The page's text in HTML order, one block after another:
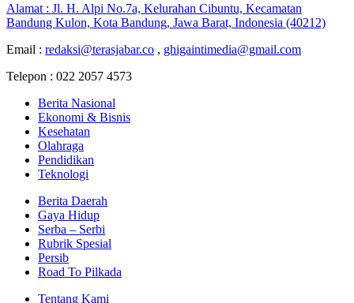
Alamat : Jl. H. Alpi No.7a, Kelurahan Cibuntu, Kecamatan
Bandung Kulon, Kota Bandung, Jawa Barat, Indonesia (40212)
Email : redaksi@terasjabar.co , ghigaintimedia@gmail.com
Telepon : 022 2057 4573
Berita Nasional
Ekonomi & Bisnis
Kesehatan
Olahraga
Pendidikan
Teknologi
Berita Daerah
Gaya Hidup
Serba – Serbi
Rubrik Spesial
Persib
Road To Pilkada
Tentang Kami